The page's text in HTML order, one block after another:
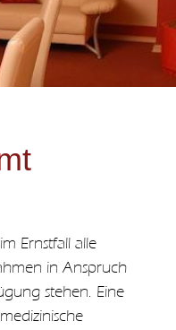
Ernstfall alle
in Anspruch
stehen. Eine